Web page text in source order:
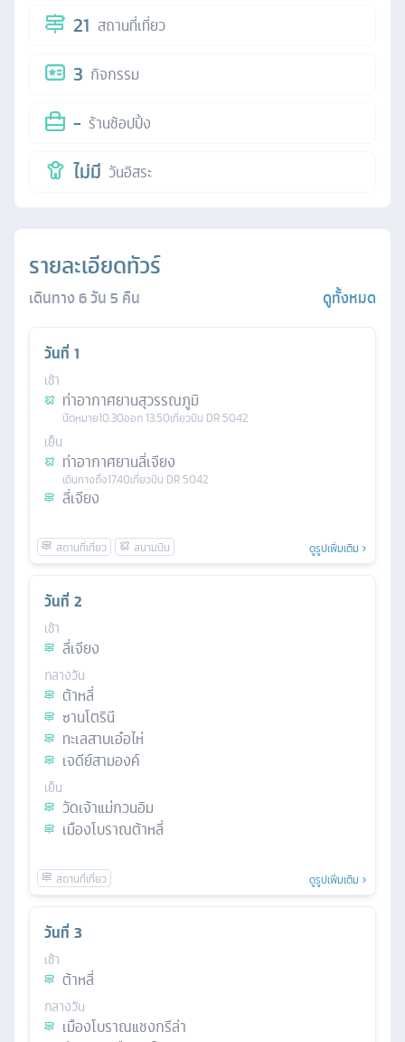
21 สถานที่เที่ยว
3 กิจกรรม
- ร้านช้อปปิ้ง
ไม่มี วันอิสระ
รายละเอียดทัวร์
เดินทาง6วัน5 คืน ดูทั้งหมด
วันที่ 1
เช้า
ท่าอากาศยานสุวรรณภูมิ
นัดหมาย10.30ออก13.50เที่ยวบิน DR 5042
เย็น
ท่าอากาศยานลี่เจียง
เดินทางถึง17.40เที่ยวบิน DR 5042
ลี่เจียง
ดูรูปเพิ่มเติม
วันที่ 2
เช้า
ลี่เจียง
กลางวัน
ต้าหลี่
ซานโตรินี
ทะเลสาบเอ๋อไห่
เจดีย์สามองค์
เย็น
วัดเจ้าแม่กวนอิม
เมืองโบราณต้าหลี่
ดูรูปเพิ่มเติม
วันที่ 3
เช้า
ต้าหลี่
กลางวัน
เมืองโบราณแชงกรีล่า